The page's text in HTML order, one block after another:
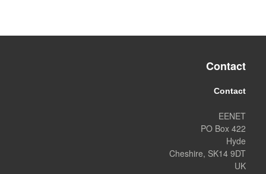
Contact
Contact
EENET
PO Box 422
Hyde
Cheshire, SK14 9DT
UK